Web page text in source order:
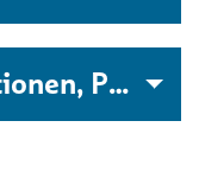
Fachthemen, Kooperationen, Projekte